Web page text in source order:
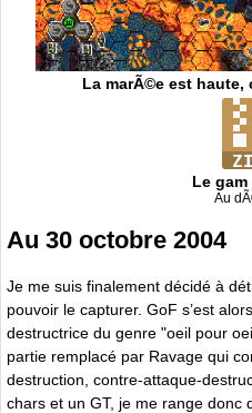
La marÃ©e est haute,
Le
Au
Au 30 octobre 2004
Je me suis finalement décidé à
pouvoir le capturer. GoF s’est
destructrice du genre "oeil pour
partie remplacé par Ravage qui
destruction, contre-attaque-
chars et un GT, je me range donc